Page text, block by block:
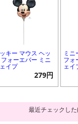
キー マウス ヘッ
フォーエバー ミニ
イプ
279円
ミニ
フォ
ェイ
最近チェックし